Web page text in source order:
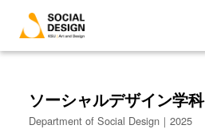
ソーシャルデザイン学科
Department of Social Design｜2025